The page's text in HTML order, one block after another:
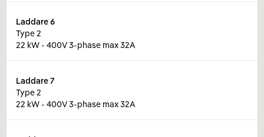
Laddare6
Type 2
22 kW - 400V 3-phase max 32A
Laddare7
Type 2
22 kW - 400V 3-phase max 32A